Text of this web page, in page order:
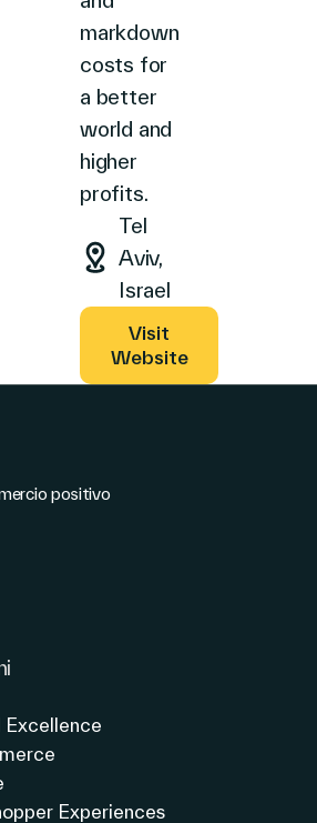
Contattimarkdown
costs for
a better
world and
higher
profits.
Tel
Aviv,
Israel
Visit
Website
positivo
Experiences